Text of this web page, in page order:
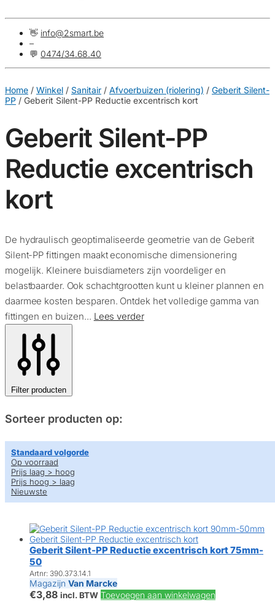
👋 info@2smart.be
–
💬 0474/34.68.40
Home / Winkel / Sanitair / Afvoerbuizen (riolering) / Geberit Silent-
PP / Geberit Silent-PP Reductie excentrisch kort
Geberit Silent-PP
Reductie excentrisch
kort
De hydraulisch geoptimaliseerde geometrie van de Geberit
Silent-PP fittingen maakt economische dimensionering
mogelijk. Kleinere buisdiameters zijn voordeliger en
belastbaarder. Ook schachtgrootten kunt u kleiner plannen en
daarmee kosten besparen. Ontdek het volledige gamma van
fittingen en buizen... Lees verder
Filter producten
Sorteer producten op:
Standaard volgorde
Op voorraad
Prijs laag > hoog
Prijs hoog > laag
Nieuwste
Geberit Silent-PP Reductie excentrisch kort 75mm-
50
Artnr: 390.373.14.1
Magazijn Van Marcke
€3,88 incl. BTW Toevoegen aan winkelwagen